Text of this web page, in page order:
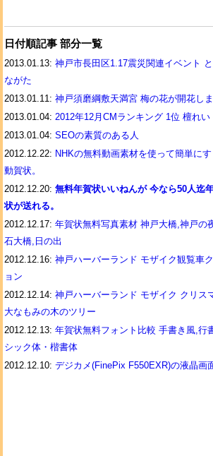
日付順記事 部分一覧
2013.01.13: 神戸市長田区1.17震災関連イベント
ながた
2013.01.11: 神戸須磨綱敷天満宮 梅の花が開花しま
2013.01.04: 2012年12月CMランキング 1位 檀れい
2013.01.04: SEOの素質のある人
2012.12.22: NHKの無料動画素材を使って簡単に
動賀状。
2012.12.20: 無料年賀状いいねんが 今なら50人迄
状が送れる。
2012.12.17: 年賀状無料写真素材 神戸大橋,神戸の
石大橋,日の出
2012.12.16: 神戸ハーバーランド モザイク観覧車
ョン
2012.12.14: 神戸ハーバーランド モザイク クリス
大なもみの木のツリー
2012.12.13: 年賀状無料フォント比較 手書き風,行
シック体・楷書体
2012.12.10: デジカメ(FinePix F550EXR)の液晶画